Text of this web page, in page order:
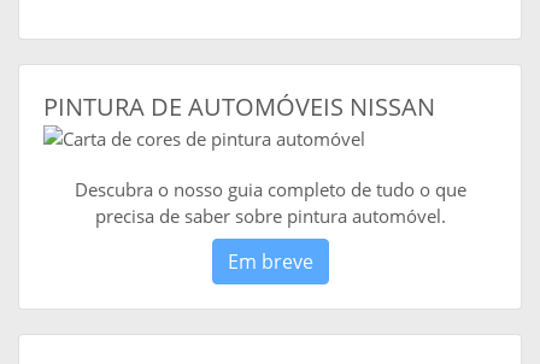
PINTURA DE AUTOMÓVEIS NISSAN
Descubra o nosso guia completo de tudo o que
precisa de saber sobre pintura automóvel.
Em breve